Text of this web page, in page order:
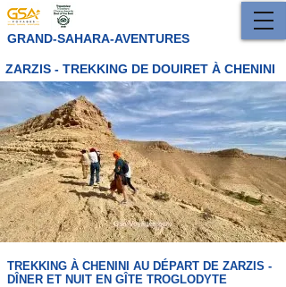
GRAND-SAHARA-AVENTURES
ZARZIS - TREKKING DE DOUIRET À CHENINI
TREKKING À CHENINI AU DÉPART DE ZARZIS -
DÎNER ET NUIT EN GÎTE TROGLODYTE